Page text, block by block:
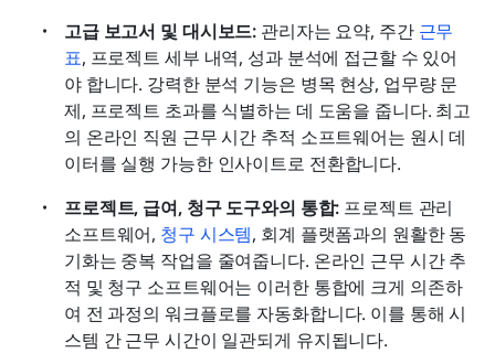
고급 보고서 및 대시보드: 관리자는 요약, 주간 근무
표, 프로젝트 세부 내역, 성과 분석에 접근할 수 있어
야 합니다. 강력한 분석 기능은 병목 현상, 업무량 문
제, 프로젝트 초과를 식별하는 데 도움을 줍니다. 최고
의 온라인 직원 근무 시간 추적 소프트웨어는 원시 데
이터를 실행 가능한 인사이트로 전환합니다.
프로젝트, 급여, 청구 도구와의 통합: 프로젝트 관리
소프트웨어, 청구 시스템, 회계 플랫폼과의 원활한 동
기화는 중복 작업을 줄여줍니다. 온라인 근무 시간 추
적 및 청구 소프트웨어는 이러한 통합에 크게 의존하
여 전 과정의 워크플로를 자동화합니다. 이를 통해 시
스템 간 근무 시간이 일관되게 유지됩니다.